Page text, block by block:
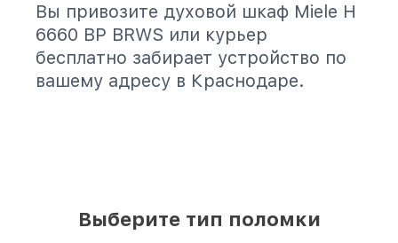
Вы привозите духовой шкаф Miele H
6660 BP BRWS или курьер
бесплатно забирает устройство по
вашему адресу в Краснодаре.
Выберите тип поломки